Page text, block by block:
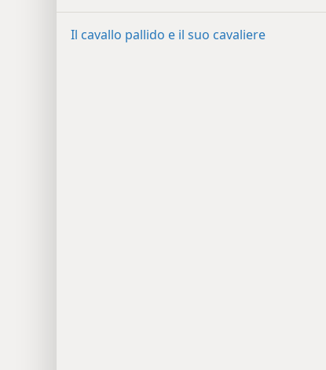
Il cavallo pallido e il suo cavaliere